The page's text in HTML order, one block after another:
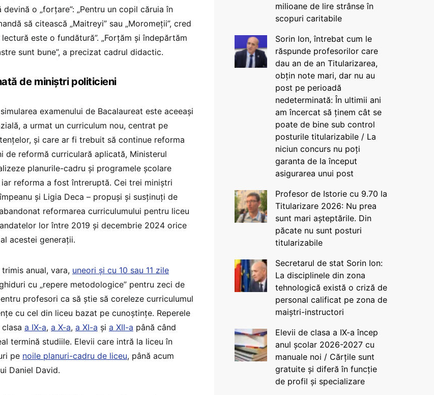
o „forțare”: „Pentru un copil căruia în
să citească „Maitreyi” sau „Moromeții”, cred
este o fundătură”. „Forțăm și îndepărtăm
sunt bune”, a precizat cadrul didactic.
de miniștri politicieni
examenului de Bacalaureat este aceeași
a urmat un curriculum nou, centrat pe
și care ar fi trebuit să continue reforma
de reformă curriculară aplicată, Ministerul
planurile-cadru și programele școlare
reforma a fost întreruptă. Cei trei miniștri
și Ligia Deca – propuși și susținuți de
reformarea curriculumului pentru liceu
lor între 2019 și decembrie 2024 orice
acestei generații.
anual, vara, uneori și cu 10 sau 11 zile
cu „repere metodologice” pentru zeci de
profesori ca să știe să coreleze curriculumul
cu cel din liceu bazat pe cunoștințe. Reperele
a IX-a, a X-a, a XI-a și a XII-a până când
termină studiile. Elevii care intră la liceu în
pe noile planuri-cadru de liceu, până acum
Daniel David.
milioane de lire strânse în
scopuri caritabile
Sorin Ion, întrebat cum le
răspunde profesorilor care
dau an de an Titularizarea,
obțin note mari, dar nu au
post pe perioadă
nedeterminată: În ultimii ani
am încercat să ținem cât se
poate de bine sub control
posturile titularizabile / La
niciun concurs nu poți
garanta de la început
asigurarea unui post
Profesor de Istorie cu 9.70 la
Titularizare 2026: Nu prea
sunt mari așteptările. Din
păcate nu sunt posturi
titularizabile
Secretarul de stat Sorin Ion:
La disciplinele din zona
tehnologică există o criză de
personal calificat pe zona de
maiștri-instructori
Elevii de clasa a IX-a încep
anul școlar 2026-2027 cu
manuale noi / Cărțile sunt
gratuite și diferă în funcție
de profil și specializare